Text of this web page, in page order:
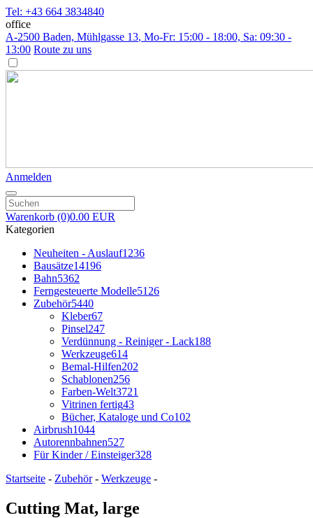
Tel: +43 664 3834840
office
A-2500 Baden, Mühlgasse 13, Mo-Fr: 15:00 - 18:00, Sa: 09:30 -
13:00 Route zu uns
Anmelden
Warenkorb (0)0.00 EUR
Kategorien
Neuheiten - Auslauf1236
Bausätze14196
Bahn5362
Ferngesteuerte Modelle5126
Zubehör5440
Kleber67
Pinsel247
Verdünnung - Reiniger - Lack188
Werkzeuge614
Bemal-Hilfen202
Schablonen256
Farben-Welt3721
Vitrinen fertig43
Bücher, Kataloge und Co102
Airbrush1044
Autorennbahnen527
Für Kinder / Einsteiger328
Startseite - Zubehör- Werkzeuge -
Cutting Mat, large